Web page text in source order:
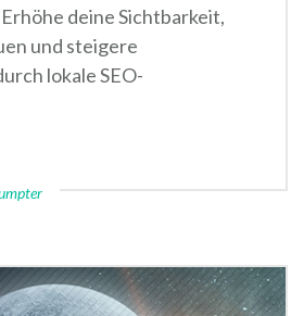
deine Sichtbarkeit,
und steigere
lokale SEO-